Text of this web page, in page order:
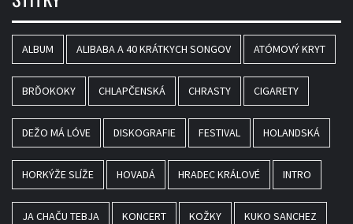
ALBUM ALIBABA A 40 KRÁTKYCH SONGOV ATÓMOVÝ KRYT
BRĎOKOKY CHLAPČENSKÁ CHRASTY CIGARETY
DEŽO MÁ LÓVE DISKOGRAFIE FESTIVAL HOLANDSKÁ
HORKÝŽE SLÍŽE HOVADÁ HRADEC KRÁLOVÉ INTRO
JA CHAČU TEBJA KONCERT KOŽKY KUKO SANCHEZ